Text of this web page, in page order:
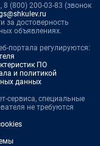
(800) 200-03-83 (звонок
за достоверность
объявлениях.
портала регулируются:
ПО
и политикой
данных
сервиса, специальные
не требуются